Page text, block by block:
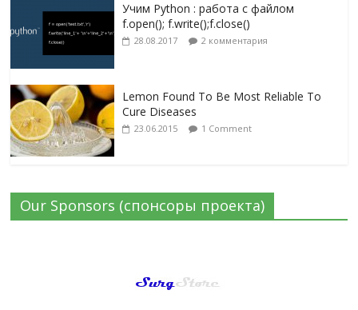
Учим Python : работа с файлом
f.open(); f.write();f.close()
28.08.2017 2 комментария
Lemon Found To Be Most Reliable To
Cure Diseases
23.06.2015 1 Comment
Our Sponsors (спонсоры проекта)